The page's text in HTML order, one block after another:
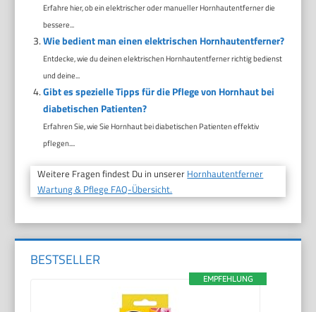
Erfahre hier, ob ein elektrischer oder manueller Hornhautentferner die
bessere...
Wie bedient man einen elektrischen Hornhautentferner?
Entdecke, wie du deinen elektrischen Hornhautentferner richtig bedienst
und deine...
Gibt es spezielle Tipps für die Pflege von Hornhaut bei
diabetischen Patienten?
Erfahren Sie, wie Sie Hornhaut bei diabetischen Patienten effektiv
pflegen....
Weitere Fragen findest Du in unserer Hornhautentferner
Wartung & Pflege FAQ-Übersicht.
BESTSELLER
EMPFEHLUNG